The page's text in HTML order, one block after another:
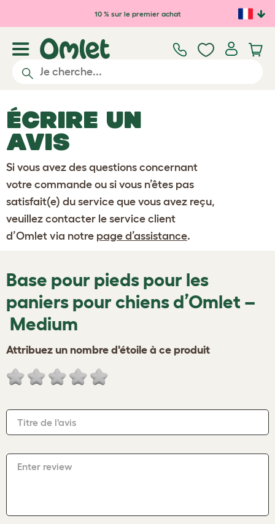
Passer au contenu principal
10 % sur le premier achat
ÉCRIRE UN
AVIS
Si vous avez des questions concernant
votre commande ou si vous n’êtes pas
satisfait(e) du service que vous avez reçu,
veuillez contacter le service client
d’Omlet via notre page d’assistance.
Base pour pieds pour les
paniers pour chiens d’Omlet –
Medium
Attribuez un nombre d'étoile à ce produit
Titre de l'avis
Enter review